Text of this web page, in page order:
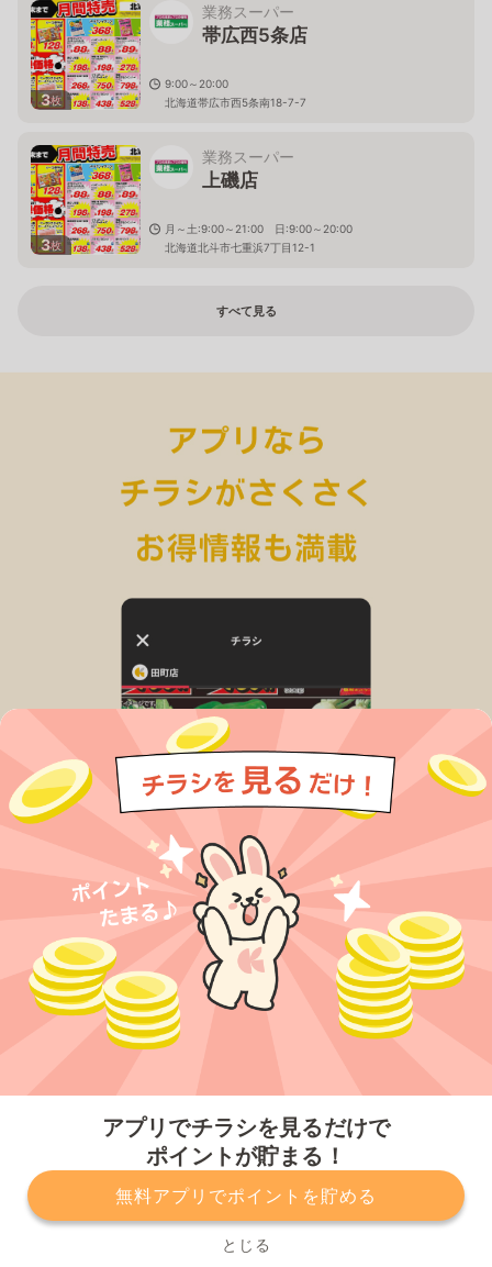
アプリでチラシを見るだけで
ポイントが貯まる！
無料アプリでポイントを貯める
とじる
3枚
業務スーパー
帯広西5条店
9:00～20:00
北海道帯広市西5条南18-7-7
3枚
業務スーパー
上磯店
月～土:9:00～21:00 日:9:00～20:00
北海道北斗市七重浜7丁目12-1
すべて見る
プライバシーポリシー 利用規約
運営会社
サービスに関してのお問い合わせ